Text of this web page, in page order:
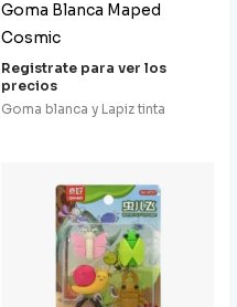
Goma Blanca Maped
Cosmic
Registrate para ver los
precios
Goma blanca y Lapiz tinta